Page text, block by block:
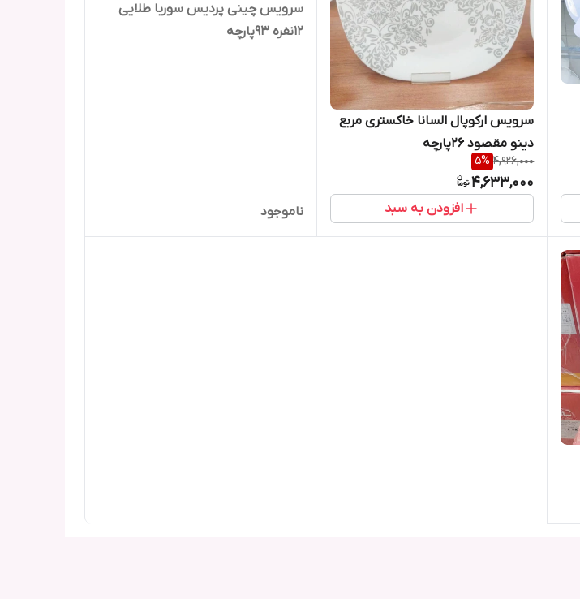
سرویس ارکوپال السانا خاکستری مربع
دینو مقصود 26پارچه
4,926,000
5%
4,633,000
افزودن به سبد
سرویس چینی پردیس سوربا طلایی
12نفره 93پارچه
ناموجود